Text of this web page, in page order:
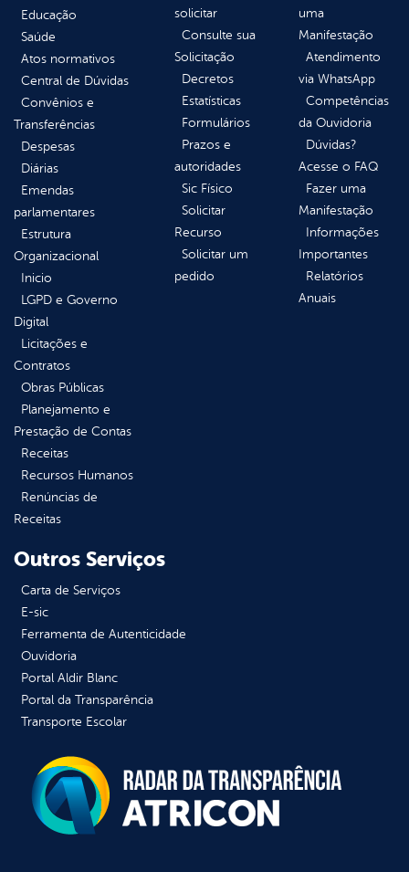
Educação
Saúde
Atos normativos
Central de Dúvidas
Convênios e
Transferências
Despesas
Diárias
Emendas
parlamentares
Estrutura
Organizacional
Inicio
LGPD e Governo
Digital
Licitações e
Contratos
Obras Públicas
Planejamento e
Prestação de Contas
Receitas
Recursos Humanos
Renúncias de
Receitas
solicitar
Consulte sua
Solicitação
Decretos
Estatísticas
Formulários
Prazos e
autoridades
Sic Físico
Solicitar
Recurso
Solicitar um
pedido
uma
Manifestação
Atendimento
via WhatsApp
Competências
da Ouvidoria
Dúvidas?
Acesse o FAQ
Fazer uma
Manifestação
Informações
Importantes
Relatórios
Anuais
Outros Serviços
Carta de Serviços
E-sic
Ferramenta de Autenticidade
Ouvidoria
Portal Aldir Blanc
Portal da Transparência
Transporte Escolar